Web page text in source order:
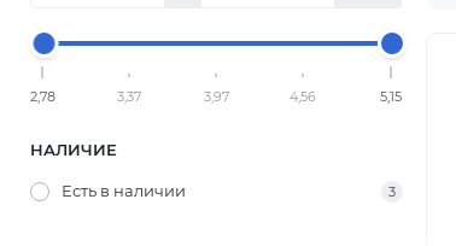
2,78 3,37 3,97 4,56 5,15
НАЛИЧИЕ
Есть в наличии 3